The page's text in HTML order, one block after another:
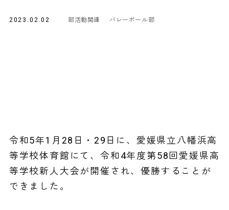
2023.02.02 部活動関連 バレーボール部
令和5年1月28日・29日に、愛媛県立八幡浜高
等学校体育館にて、令和4年度第58回愛媛県高
等学校新人大会が開催され、優勝することが
できました。